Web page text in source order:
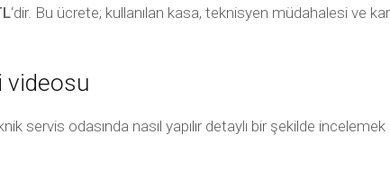
‘dir. Bu ücrete; kullanılan kasa, teknisyen müdahalesi ve
videosu
odasında nasıl yapılır detaylı bir şekilde